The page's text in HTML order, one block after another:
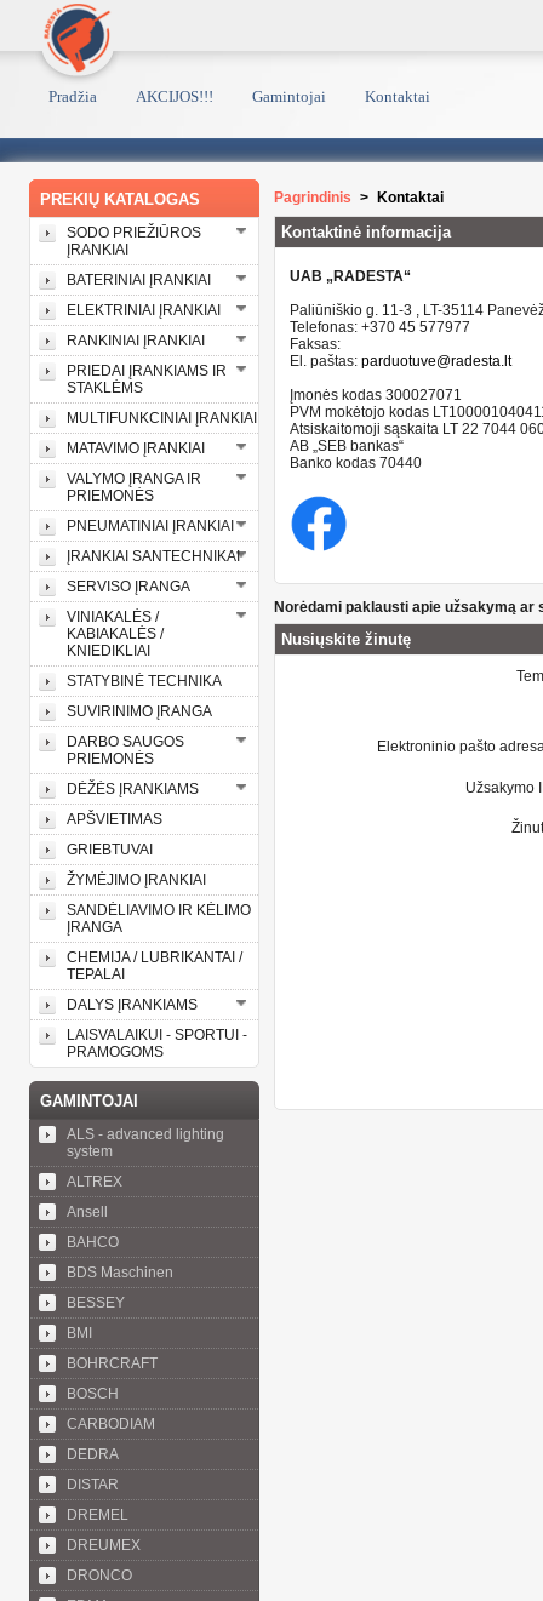
Pradžia AKCIJOS!!! Gamintojai Kontaktai
PREKIŲ KATALOGAS
SODO PRIEŽIŪROS
ĮRANKIAI
BATERINIAI ĮRANKIAI
ELEKTRINIAI ĮRANKIAI
RANKINIAI ĮRANKIAI
PRIEDAI ĮRANKIAMS IR
STAKLĖMS
MULTIFUNKCINIAI ĮRANKIAI
MATAVIMO ĮRANKIAI
VALYMO ĮRANGA IR
PRIEMONĖS
PNEUMATINIAI ĮRANKIAI
ĮRANKIAI SANTECHNIKAI
SERVISO ĮRANGA
VINIAKALĖS /
KABIAKALĖS /
KNIEDIKLIAI
STATYBINĖ TECHNIKA
SUVIRINIMO ĮRANGA
DARBO SAUGOS
PRIEMONĖS
DĖŽĖS ĮRANKIAMS
APŠVIETIMAS
GRIEBTUVAI
ŽYMĖJIMO ĮRANKIAI
SANDĖLIAVIMO IR KĖLIMO
ĮRANGA
CHEMIJA / LUBRIKANTAI /
TEPALAI
DALYS ĮRANKIAMS
LAISVALAIKUI - SPORTUI -
PRAMOGOMS
GAMINTOJAI
ALS - advanced lighting
system
ALTREX
Ansell
BAHCO
BDS Maschinen
BESSEY
BMI
BOHRCRAFT
BOSCH
CARBODIAM
DEDRA
DISTAR
DREMEL
DREUMEX
DRONCO
Pagrindinis > Kontaktai
Kontaktinė informacija
UAB „RADESTA“
Paliūniškio g. 11-3 , LT-35114
Telefonas: +370 45 577977
Faksas:
El. paštas: parduotuve@radesta.lt
Įmonės kodas 300027071
PVM mokėtojo kodas
Atsiskaitomoji sąskaita LT 22 7044
AB „SEB bankas“
Banko kodas 70440
Norėdami paklausti apie užsakymą ar
Nusiųskite žinutę
Elektroninio pašto
Užsakymo